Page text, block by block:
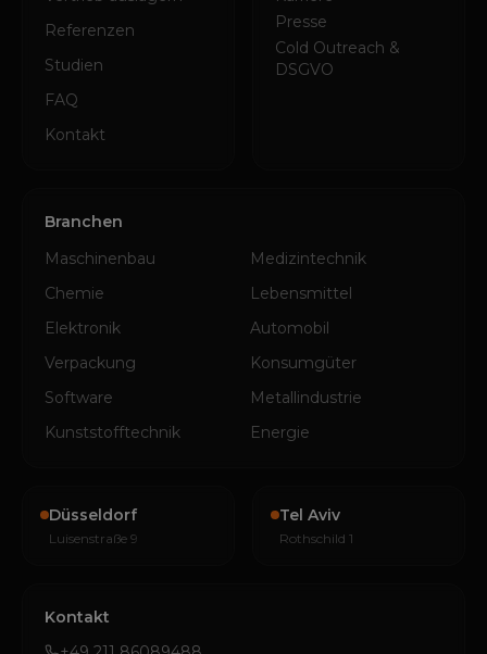
Referenzen
Studien
FAQ
Kontakt
Presse
Cold Outreach &
DSGVO
Branchen
Maschinenbau
Medizintechnik
Chemie
Lebensmittel
Elektronik
Automobil
Verpackung
Konsumgüter
Software
Metallindustrie
Kunststofftechnik
Energie
Düsseldorf
Luisenstraße 9
Tel Aviv
Rothschild 1
Kontakt